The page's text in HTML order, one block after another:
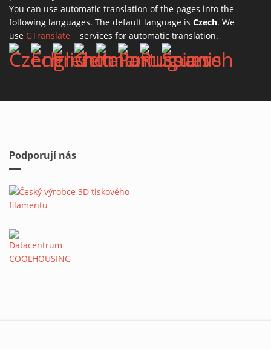
You can use automatic translation of the pages into the
following languages. The default language is Czech. We
use GTranslate (link is external)
services for automatic translation.
Podporují nás